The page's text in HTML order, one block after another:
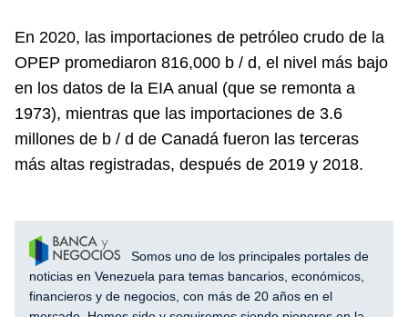
En 2020, las importaciones de petróleo crudo de la
OPEP promediaron 816,000 b / d, el nivel más bajo
en los datos de la EIA anual (que se remonta a
1973), mientras que las importaciones de 3.6
millones de b / d de Canadá fueron las terceras
más altas registradas, después de 2019 y 2018.
Somos uno de los principales portales de
noticias en Venezuela para temas bancarios, económicos,
financieros y de negocios, con más de 20 años en el